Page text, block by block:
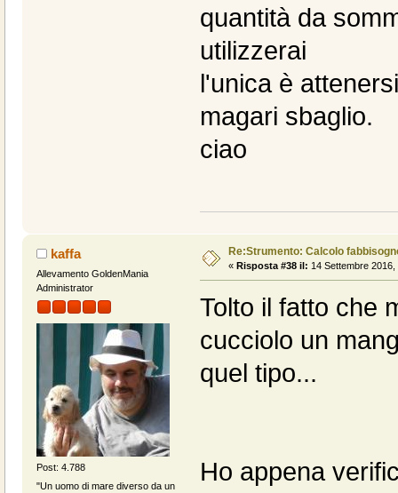
quantità da
utilizzerai
l'unica è
magari sbaglio.
ciao
kaffa
Allevamento GoldenMania
Administrator
Post: 4.788
"Un uomo di mare diverso da un
Re:Strumento: Calcolo
« Risposta #38 il: 14 Settembre 2016,
Tolto il fatto che
cucciolo un
quel tipo...
Ho appena